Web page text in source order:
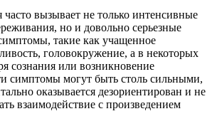
вызывает не только интенсивные
но и довольно серьезные
такие как учащенное
головокружение, а в некоторых
сознания или возникновение
симптомы могут быть столь сильными,
оказывается дезориентирован и не
взаимодействие с произведением